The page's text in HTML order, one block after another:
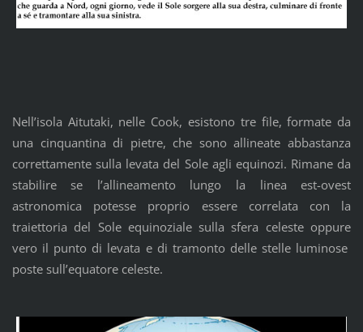
Nell’isola Aitutaki, nelle Cook, esistono tre file, formate da
una cinquantina di pietre, che sono allineate abbastanza
correttamente sulla levata del Sole agli equinozi. Rimane da
stabilire se l’allineamento lungo la linea est-ovest
astronomica potesse proprio essere correlata con la
traiettoria del Sole equinoziale sulla sfera celeste oppure
vero il punto di levata e di tramonto delle stelle luminose
poste sull’equatore celeste.